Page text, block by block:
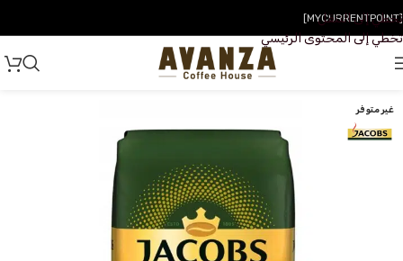
تخطي إلى التنقل
تخطي إلى المحتوى الرئيسي
[MYCURRENTPOINT]
غير متوفر